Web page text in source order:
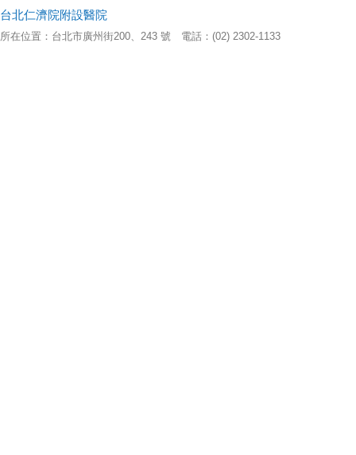
台北仁濟院附設醫院
所在位置：台北市廣州街200、243 號 電話：(02) 2302-1133